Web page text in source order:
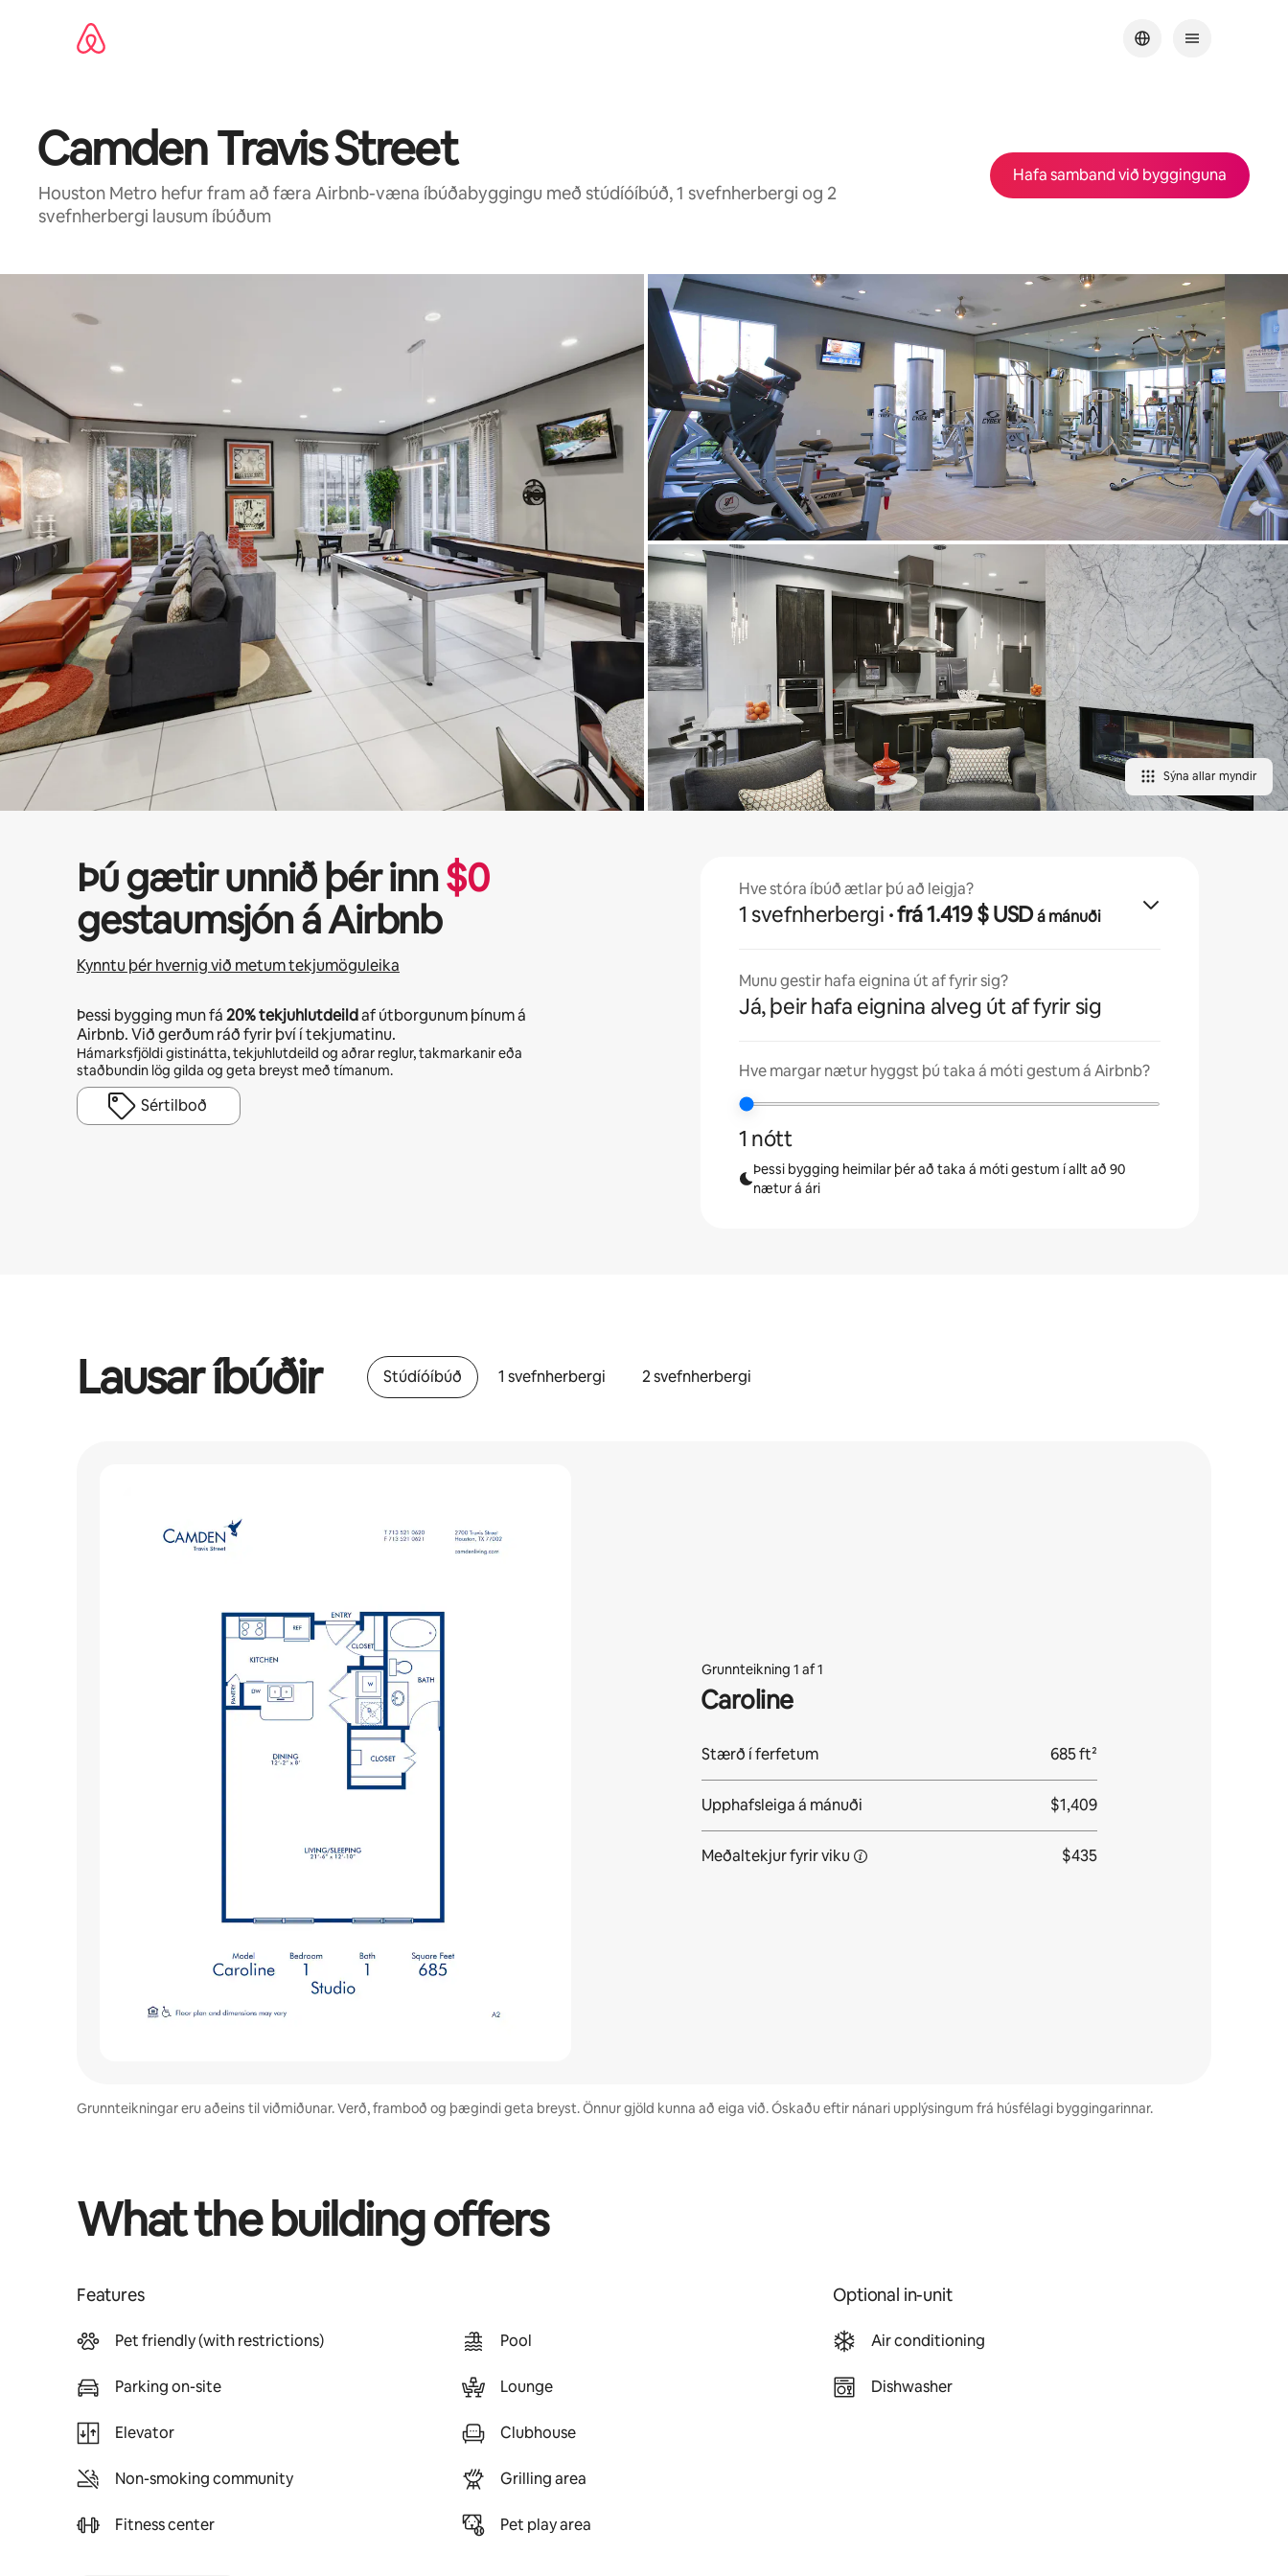
Camden Travis Street
Houston Metro hefur fram að færa Airbnb-væna íbúðabyggingu með stúdíóíbúð, 1 svefnherbergi og 2
svefnherbergi lausum íbúðum
Hafa samband við bygginguna
Sýna allar myndir
Þú gætir unnið þér inn$0
gestaumsjón á Airbnb
Kynntu þér hvernig við metum tekjumöguleika
Þessi bygging mun fá20%tekjuhlutdeildaf útborgunum þínum á
Airbnb. Við gerðum ráð fyrir því í tekjumatinu.
Hámarksfjöldi gistinátta, tekjuhlutdeild og aðrar reglur, takmarkanir eða
staðbundin lög gilda og geta breyst með tímanum.
Sértilboð
Hve stóra íbúð ætlar þú að leigja?
1 svefnherbergi · frá 1.419 $ USDá mánuði
Munu gestir hafa eignina út af fyrir sig?
Já, þeir hafa eignina alveg út af fyrir sig
Hve margar nætur hyggst þú taka á móti gestum á Airbnb?
1 nótt
Þessi bygging heimilar þér að taka á móti gestum í allt að 90
nætur á ári
Lausar íbúðir Stúdíóíbúð 1 svefnherbergi 2 svefnherbergi
Grunnteikning 1 af 1
Caroline
Stærð í ferfetum 685 ft²
Upphafsleiga á mánuði $1,409
Meðaltekjur fyrirviku $435
Grunnteikningar eru aðeins til viðmiðunar. Verð, framboð og þægindi geta breyst. Önnur gjöld kunna að eiga við. Óskaðu eftir nánari upplýsingum frá húsfélagi byggingarinnar.
What the building offers
Features
Pet friendly (with restrictions)
Parking on-site
Elevator
Non-smoking community
Fitness center
Pool
Lounge
Clubhouse
Grilling area
Pet play area
Optional in-unit
Air conditioning
Dishwasher